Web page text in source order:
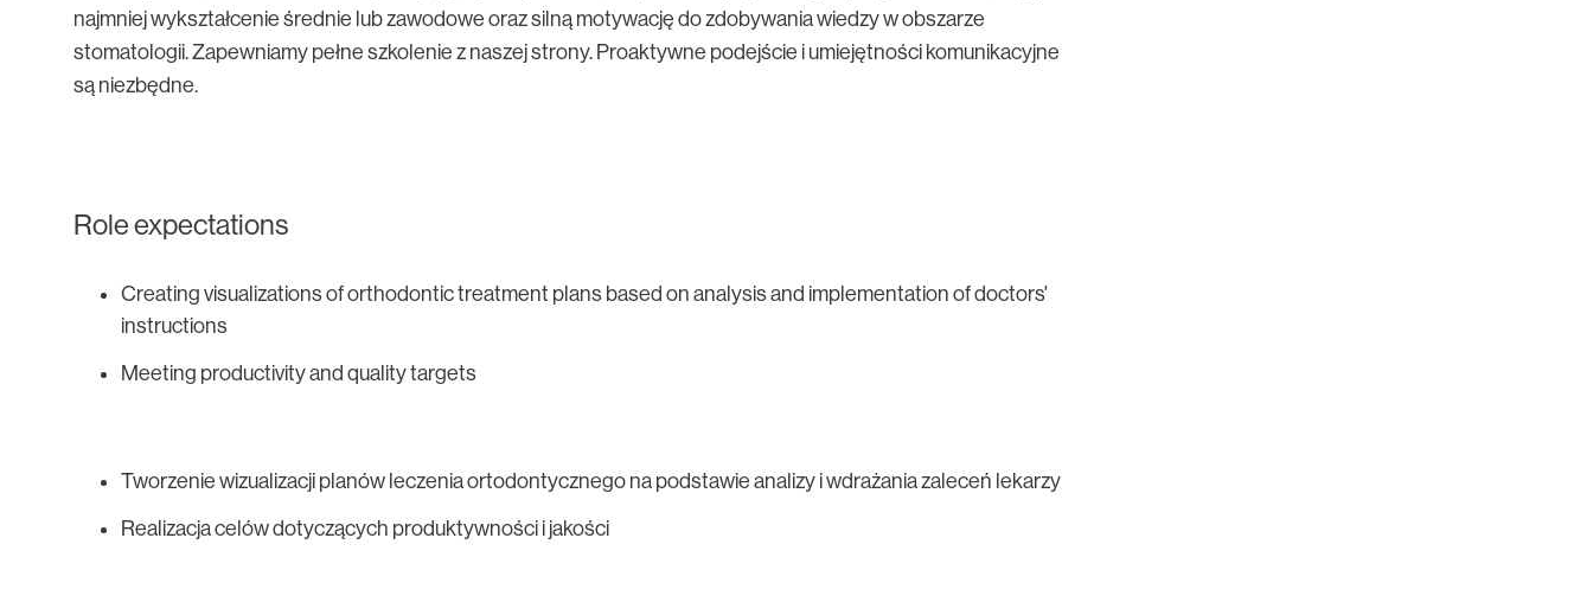
najmniej wykształcenie średnie lub zawodowe oraz silną motywację do zdobywania wiedzy w obszarze
stomatologii. Zapewniamy pełne szkolenie z naszej strony. Proaktywne podejście i umiejętności komunikacyjne
są niezbędne.
Role expectations
Creating visualizations of orthodontic treatment plans based on analysis and implementation of doctors'
instructions
Meeting productivity and quality targets
Tworzenie wizualizacji planów leczenia ortodontycznego na podstawie analizy i wdrażania zaleceń lekarzy
Realizacja celów dotyczących produktywności i jakości